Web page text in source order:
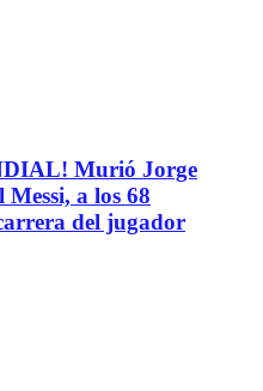
Murió Jorge
a los 68
del jugador